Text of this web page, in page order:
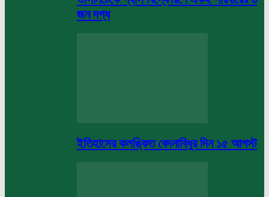
জন দগ্ধ
ইতিহাসের কলঙ্কিত বেদনাবিধুর দিন ১৫ আগস্ট